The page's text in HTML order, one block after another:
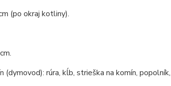
(po okraj kotliny).
(dymovod): rúra, kĺb, strieška na komín,